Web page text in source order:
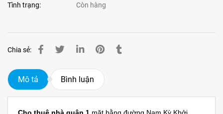
Tình trạng:
Còn hàng
Chia sẻ:
Mô tả Bình luận
Cho thuê nhà quận 1 mặt bằng đường Nam Kỳ Khởi